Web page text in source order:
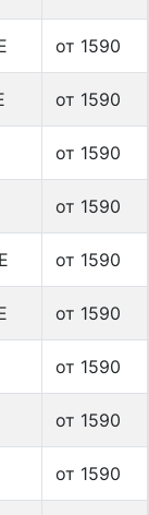
от 1590
от 1590
от 1590
от 1590
от 1590
от 1590
от 1590
от 1590
от 1590